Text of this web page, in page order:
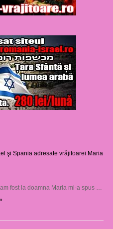
şi Spania adresate vrăjitoarei Maria
fost la doamna Maria mi-a spus …